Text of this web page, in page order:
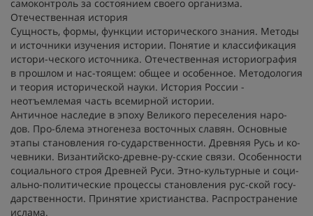
самоконтроль за состоянием своего организма.
Отечественная история
Сущность, формы, функции исторического знания. Методы
и источники изучения истории. Понятие и классификация
истори-ческого источника. Отечественная историография
в прошлом и нас-тоящем: общее и особенное. Методология
и теория исторической науки. История России -
неотъемлемая часть всемирной истории.
Античное наследие в эпоху Великого переселения наро-
дов. Про-блема этногенеза восточных славян. Основные
этапы становления го-сударственности. Древняя Русь и ко-
чевники. Византийско-древне-ру-сские связи. Особенности
социального строя Древней Руси. Этно-культурные и соци-
ально-политические процессы становления рус-ской госу-
дарственности. Принятие христианства. Распространение
ислама.